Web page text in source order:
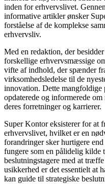
inden for erhvervslivet.
informative artikler ønsker
forståelse af de komplekse
erhvervsliv.
Med en redaktion, der
forskellige erhvervsmæssige
vifte af indhold, der spænder
virksomhedsledelse til de
innovation. Dette mangfoldige
opdaterede og informerede
deres forretninger og karrierer.
Super Kontor eksisterer for at
erhvervslivet, hvilket er en
forandringer sker hurtigere
fungere som en pålidelig
beslutningstagere med at
usikkerhed er det essentielt at
kan guide til strategiske